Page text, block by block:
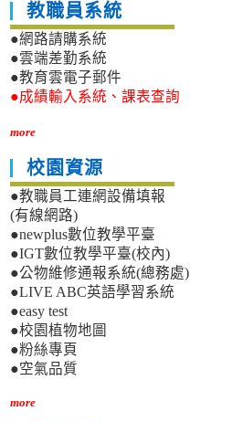
教職員系統
●網路請購系統
●雲端差勤系統
●教育雲電子郵件
●成績輸入系統、課表查詢
more
校園資源
●教職員工連網設備填報
(有線網路)
●newplus數位教學平臺
●IGT數位教學平臺(校內)
●公物維修通報系統(總務處)
●LIVE ABC英語學習系統
●easy test
●校園植物地圖
●粉絲專頁
●空氣品質
more